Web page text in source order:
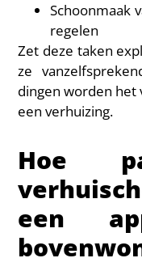
Schoonmaak
regelen
Zet deze taken
ze
dingen worden het
een verhuizing.
Hoe
een